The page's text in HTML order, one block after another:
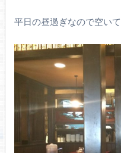
平日の昼過ぎなので空いて